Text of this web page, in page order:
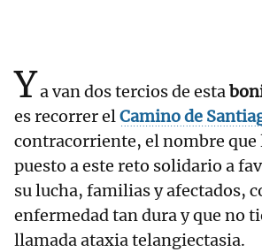
Ya van dos tercios de esta
es recorrer elCamino de
contracorriente, el nombre que
puesto a este reto solidario a
su lucha, familias y afectados,
enfermedad tan dura y que no
llamada ataxia telangiectasia.